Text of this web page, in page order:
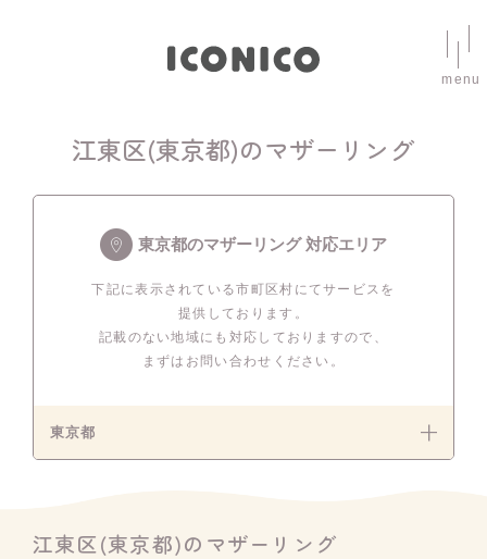
menu
江東区(東京都)のマザーリング
東京都のマザーリング 対応エリア
下記に表示されている市町区村にてサービスを
提供しております。
記載のない地域にも対応しておりますので、
まずはお問い合わせください。
東京都
江東区(東京都)のマザーリング